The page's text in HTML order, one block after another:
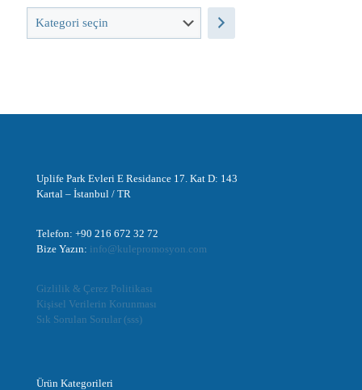
Kategori
Uplife Park Evleri E Residance 17. Kat D: 143
Kartal – İstanbul / TR
Telefon: +90 216 672 32 72
Bize Yazın: info@kulepromosyon.com
Gizlilik & Çerez Politikası
Kişisel Verilerin Korunması
Sık Sorulan Sorular (sss)
Ürün Kategorileri